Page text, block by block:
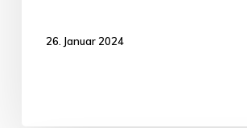
26. Januar 2024